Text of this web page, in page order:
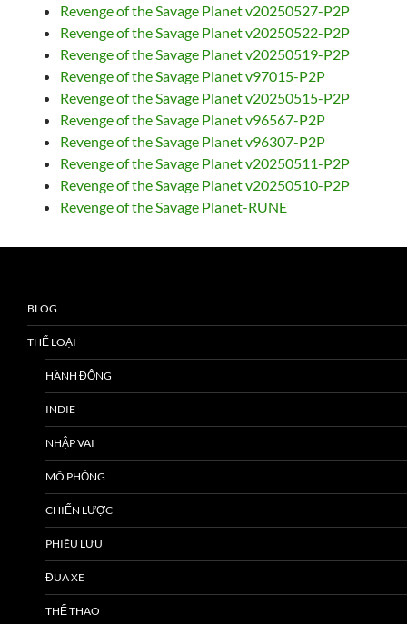
Revenge of the Savage Planet v20250527-P2P
Revenge of the Savage Planet v20250522-P2P
Revenge of the Savage Planet v20250519-P2P
Revenge of the Savage Planet v97015-P2P
Revenge of the Savage Planet v20250515-P2P
Revenge of the Savage Planet v96567-P2P
Revenge of the Savage Planet v96307-P2P
Revenge of the Savage Planet v20250511-P2P
Revenge of the Savage Planet v20250510-P2P
Revenge of the Savage Planet-RUNE
BLOG
THỂ LOẠI
HÀNH ĐỘNG
INDIE
NHẬP VAI
MÔ PHỎNG
CHIẾN LƯỢC
PHIÊU LƯU
ĐUA XE
THỂ THAO